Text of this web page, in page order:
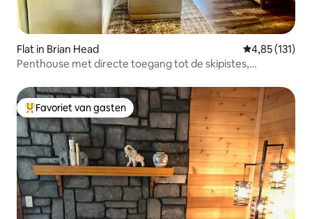
Flat in Brian Head Gemiddelde
4,85 (131)
Penthouse met directe toegang tot de skipistes,
Topfavoriet van gasten
Favoriet van gasten